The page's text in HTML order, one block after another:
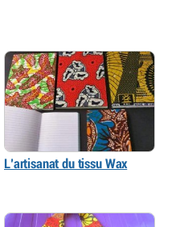
L’artisanat du tissu Wax